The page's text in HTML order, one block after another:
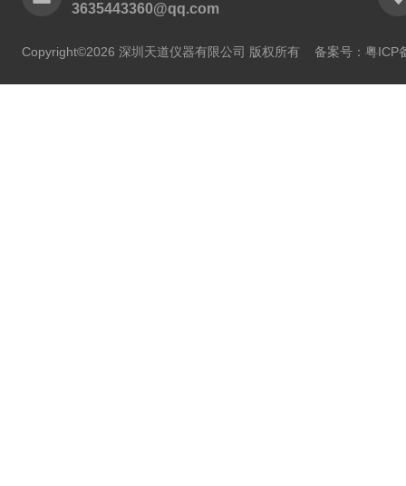
3635443360@qq.com
Copyright©2026 深圳天道仪器有限公司 版权所有 备案号：粤ICP